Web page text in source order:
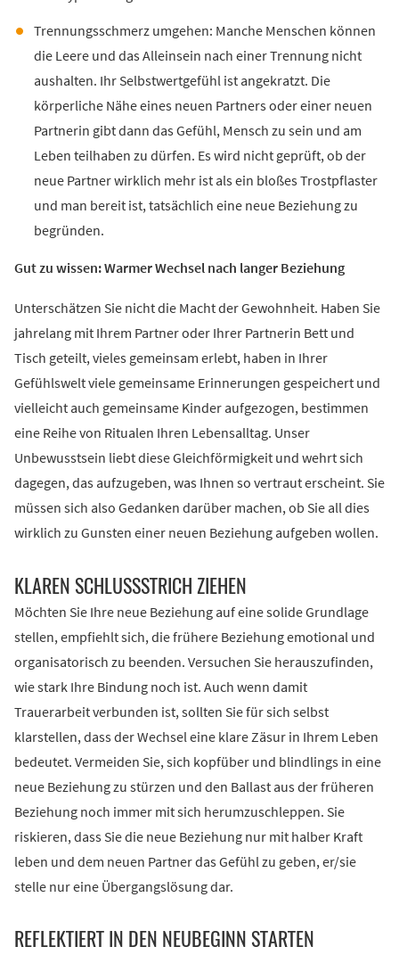
Trennungsschmerz umgehen: Manche Menschen können
die Leere und das Alleinsein nach einer Trennung nicht
aushalten. Ihr Selbstwertgefühl ist angekratzt. Die
körperliche Nähe eines neuen Partners oder einer neuen
Partnerin gibt dann das Gefühl, Mensch zu sein und am
Leben teilhaben zu dürfen. Es wird nicht geprüft, ob der
neue Partner wirklich mehr ist als ein bloßes Trostpflaster
und man bereit ist, tatsächlich eine neue Beziehung zu
begründen.
Gut zu wissen: Warmer Wechsel nach langer Beziehung
Unterschätzen Sie nicht die Macht der Gewohnheit. Haben Sie
jahrelang mit Ihrem Partner oder Ihrer Partnerin Bett und
Tisch geteilt, vieles gemeinsam erlebt, haben in Ihrer
Gefühlswelt viele gemeinsame Erinnerungen gespeichert und
vielleicht auch gemeinsame Kinder aufgezogen, bestimmen
eine Reihe von Ritualen Ihren Lebensalltag. Unser
Unbewusstsein liebt diese Gleichförmigkeit und wehrt sich
dagegen, das aufzugeben, was Ihnen so vertraut erscheint. Sie
müssen sich also Gedanken darüber machen, ob Sie all dies
wirklich zu Gunsten einer neuen Beziehung aufgeben wollen.
KLAREN SCHLUSSSTRICH ZIEHEN
Möchten Sie Ihre neue Beziehung auf eine solide Grundlage
stellen, empfiehlt sich, die frühere Beziehung emotional und
organisatorisch zu beenden. Versuchen Sie herauszufinden,
wie stark Ihre Bindung noch ist. Auch wenn damit
Trauerarbeit verbunden ist, sollten Sie für sich selbst
klarstellen, dass der Wechsel eine klare Zäsur in Ihrem Leben
bedeutet. Vermeiden Sie, sich kopfüber und blindlings in eine
neue Beziehung zu stürzen und den Ballast aus der früheren
Beziehung noch immer mit sich herumzuschleppen. Sie
riskieren, dass Sie die neue Beziehung nur mit halber Kraft
leben und dem neuen Partner das Gefühl zu geben, er/sie
stelle nur eine Übergangslösung dar.
REFLEKTIERT IN DEN NEUBEGINN STARTEN